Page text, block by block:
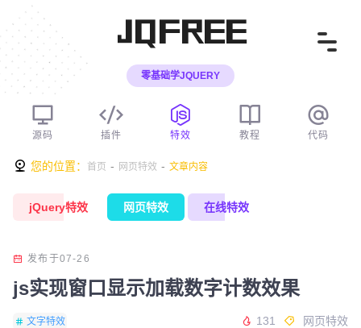
JQFREE
零基础学JQUERY
源码 插件 特效 教程 代码
您的位置： 首页 - 网页特效 - 文章内容
jQuery特效 网页特效 在线特效
发布于07-26
js实现窗口显示加载数字计数效果
文字特效 131 网页特效